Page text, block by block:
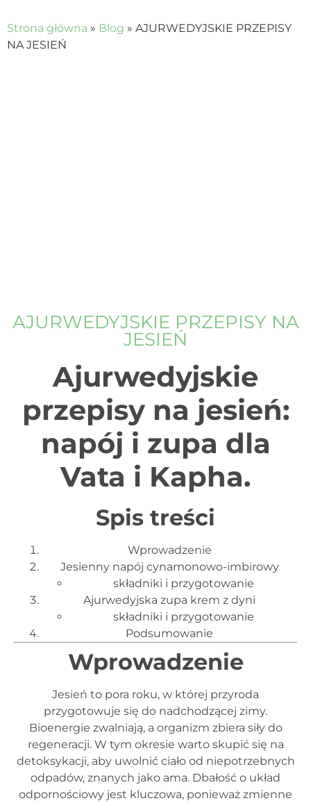
Strona główna » Blog » AJURWEDYJSKIE PRZEPISY
NA JESIEŃ
AJURWEDYJSKIE PRZEPISY NA
JESIEŃ
Ajurwedyjskie
przepisy na jesień:
napój i zupa dla
Vata i Kapha.
Spis treści
Wprowadzenie
Jesienny napój cynamonowo-imbirowy
składniki i przygotowanie
Ajurwedyjska zupa krem z dyni
składniki i przygotowanie
Podsumowanie
Wprowadzenie
Jesień to pora roku, w której przyroda
przygotowuje się do nadchodzącej zimy.
Bioenergie zwalniają, a organizm zbiera siły do
regeneracji. W tym okresie warto skupić się na
detoksykacji, aby uwolnić ciało od niepotrzebnych
odpadów, znanych jako ama. Dbałość o układ
odpornościowy jest kluczowa, ponieważ zmienne